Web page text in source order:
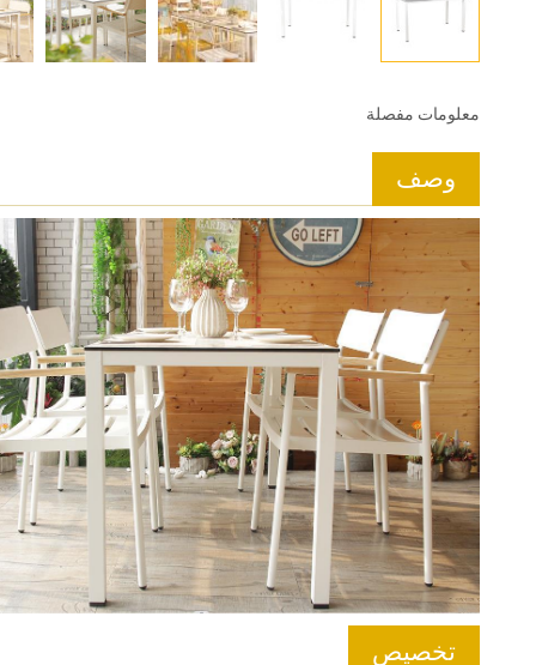
معلومات مفصلة
وصف
تخصيص